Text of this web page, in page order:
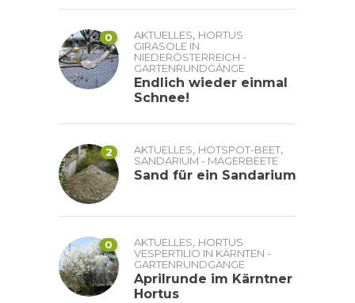
0 AKTUELLES, HORTUS
GIRASOLE IN
NIEDERÖSTERREICH -
GARTENRUNDGÄNGE
Endlich wieder einmal
Schnee!
2 AKTUELLES, HOTSPOT-BEET,
SANDARIUM - MAGERBEETE
Sand für ein Sandarium
0 AKTUELLES, HORTUS
VESPERTILIO IN KÄRNTEN -
GARTENRUNDGÄNGE
Aprilrunde im Kärntner
Hortus